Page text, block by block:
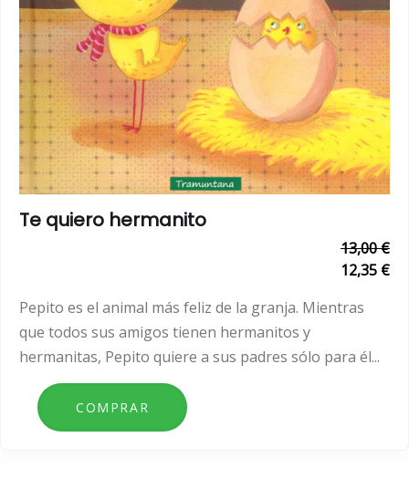
Te quiero hermanito
13,00 €
12,35 €
Pepito es el animal más feliz de la granja. Mientras
que todos sus amigos tienen hermanitos y
hermanitas, Pepito quiere a sus padres sólo para él...